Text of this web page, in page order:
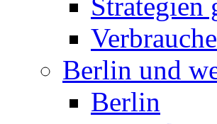
Berlin und
Berlin